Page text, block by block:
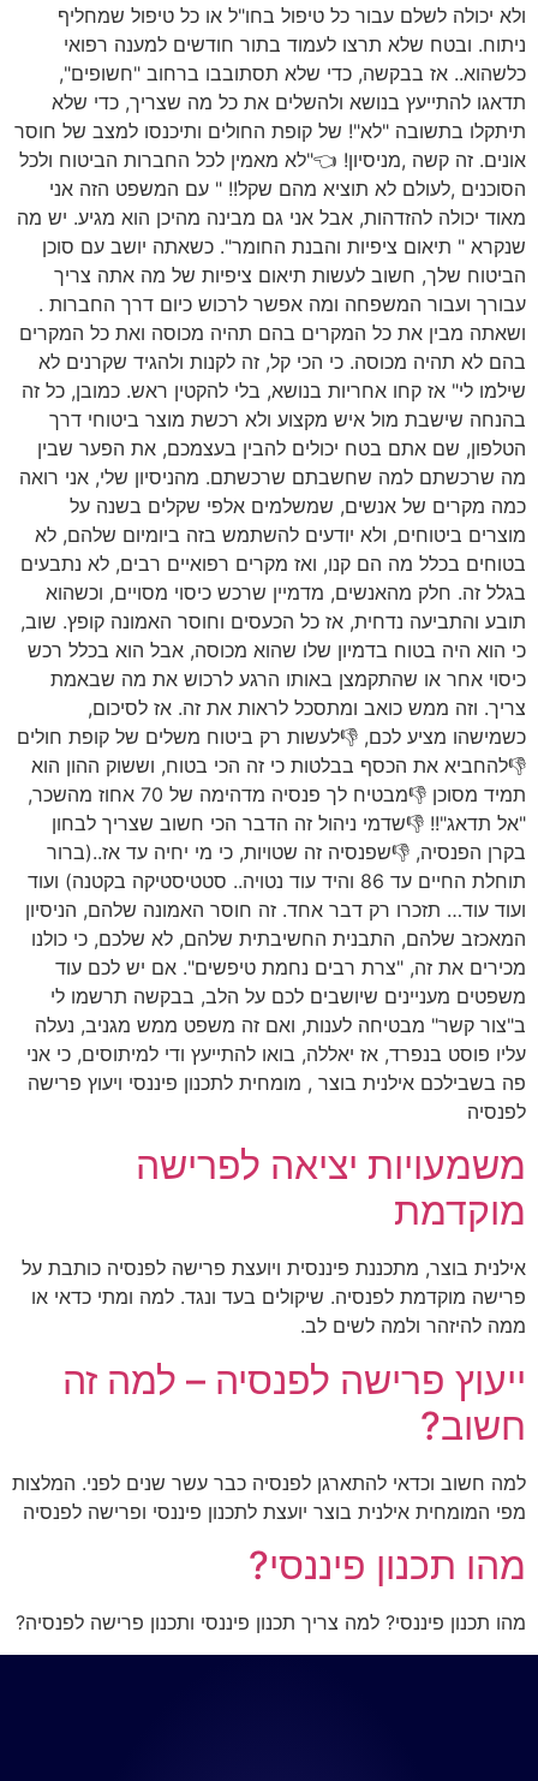
ולא יכולה לשלם עבור כל טיפול בחו"ל או כל טיפול שמחליף
ניתוח. ובטח שלא תרצו לעמוד בתור חודשים למענה רפואי
כלשהוא.. אז בבקשה, כדי שלא תסתובבו ברחוב "חשופים",
תדאגו להתייעץ בנושא ולהשלים את כל מה שצריך, כדי שלא
תיתקלו בתשובה "לא"! של קופת החולים ותיכנסו למצב של חוסר
אונים. זה קשה ,מניסיון! 👈"לא מאמין לכל החברות הביטוח ולכל
הסוכנים ,לעולם לא תוציא מהם שקל!! " עם המשפט הזה אני
מאוד יכולה להזדהות, אבל אני גם מבינה מהיכן הוא מגיע. יש מה
שנקרא " תיאום ציפיות והבנת החומר". כשאתה יושב עם סוכן
הביטוח שלך, חשוב לעשות תיאום ציפיות של מה אתה צריך
עבורך ועבור המשפחה ומה אפשר לרכוש כיום דרך החברות .
ושאתה מבין את כל המקרים בהם תהיה מכוסה ואת כל המקרים
בהם לא תהיה מכוסה. כי הכי קל, זה לקנות ולהגיד שקרנים לא
שילמו לי" אז קחו אחריות בנושא, בלי להקטין ראש. כמובן, כל זה
בהנחה שישבת מול איש מקצוע ולא רכשת מוצר ביטוחי דרך
הטלפון, שם אתם בטח יכולים להבין בעצמכם, את הפער שבין
מה שרכשתם למה שחשבתם שרכשתם. מהניסיון שלי, אני רואה
כמה מקרים של אנשים, שמשלמים אלפי שקלים בשנה על
מוצרים ביטוחים, ולא יודעים להשתמש בזה ביומיום שלהם, לא
בטוחים בכלל מה הם קנו, ואז מקרים רפואיים רבים, לא נתבעים
בגלל זה. חלק מהאנשים, מדמיין שרכש כיסוי מסויים, וכשהוא
תובע והתביעה נדחית, אז כל הכעסים וחוסר האמונה קופץ. שוב,
כי הוא היה בטוח בדמיון שלו שהוא מכוסה, אבל הוא בכלל רכש
כיסוי אחר או שהתקמצן באותו הרגע לרכוש את מה שבאמת
צריך. וזה ממש כואב ומתסכל לראות את זה. אז לסיכום,
כשמישהו מציע לכם, 👎לעשות רק ביטוח משלים של קופת חולים
👎להחביא את הכסף בבלטות כי זה הכי בטוח, וששוק ההון הוא
תמיד מסוכן 👎מבטיח לך פנסיה מדהימה של 70 אחוז מהשכר,
"אל תדאג"!! 👎שדמי ניהול זה הדבר הכי חשוב שצריך לבחון
בקרן הפנסיה, 👎שפנסיה זה שטויות, כי מי יחיה עד אז..(ברור
תוחלת החיים עד 86 והיד עוד נטויה.. סטטיסטיקה בקטנה) ועוד
ועוד עוד… תזכרו רק דבר אחד. זה חוסר האמונה שלהם, הניסיון
המאכזב שלהם, התבנית החשיבתית שלהם, לא שלכם, כי כולנו
מכירים את זה, "צרת רבים נחמת טיפשים". אם יש לכם עוד
משפטים מעניינים שיושבים לכם על הלב, בבקשה תרשמו לי
ב"צור קשר" מבטיחה לענות, ואם זה משפט ממש מגניב, נעלה
עליו פוסט בנפרד, אז יאללה, בואו להתייעץ ודי למיתוסים, כי אני
פה בשבילכם אילנית בוצר , מומחית לתכנון פיננסי ויעוץ פרישה
לפנסיה
משמעויות יציאה לפרישה
מוקדמת
אילנית בוצר, מתכננת פיננסית ויועצת פרישה לפנסיה כותבת על
פרישה מוקדמת לפנסיה. שיקולים בעד ונגד. למה ומתי כדאי או
ממה להיזהר ולמה לשים לב.
ייעוץ פרישה לפנסיה – למה זה
חשוב?
למה חשוב וכדאי להתארגן לפנסיה כבר עשר שנים לפני. המלצות
מפי המומחית אילנית בוצר יועצת לתכנון פיננסי ופרישה לפנסיה
מהו תכנון פיננסי?
מהו תכנון פיננסי? למה צריך תכנון פיננסי ותכנון פרישה לפנסיה?